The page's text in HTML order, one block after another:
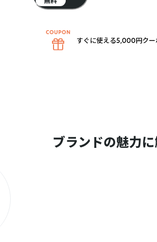
ブランドの魅力
すぐに使える5,000円クー